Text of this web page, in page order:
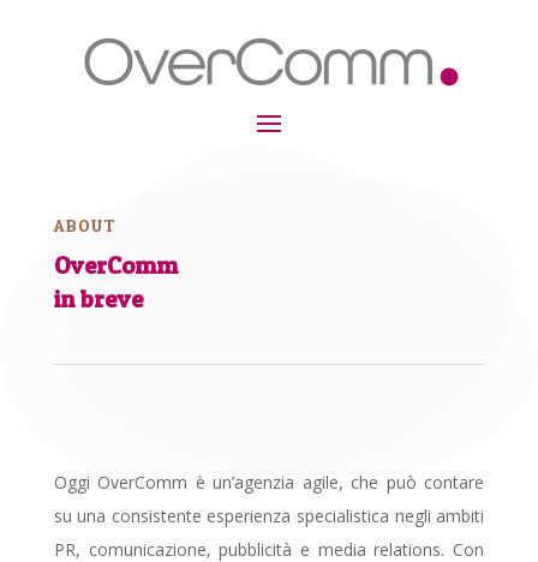
ABOUT
OverComm
in breve
Oggi OverComm è un’agenzia agile, che può contare
su una consistente esperienza specialistica negli ambiti
PR, comunicazione, pubblicità e media relations. Con